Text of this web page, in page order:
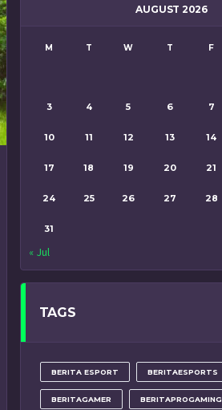
AUGUST 2026
M T W T F
3 4 5 6 7
10 11 12 13 14
17 18 19 20 21
24 25 26 27 28
31
« Jul
TAGS
BERITA ESPORT BERITAESPORTS
BERITAGAMER BERITAPROGAMING